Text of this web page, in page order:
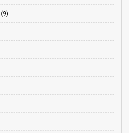
(9)